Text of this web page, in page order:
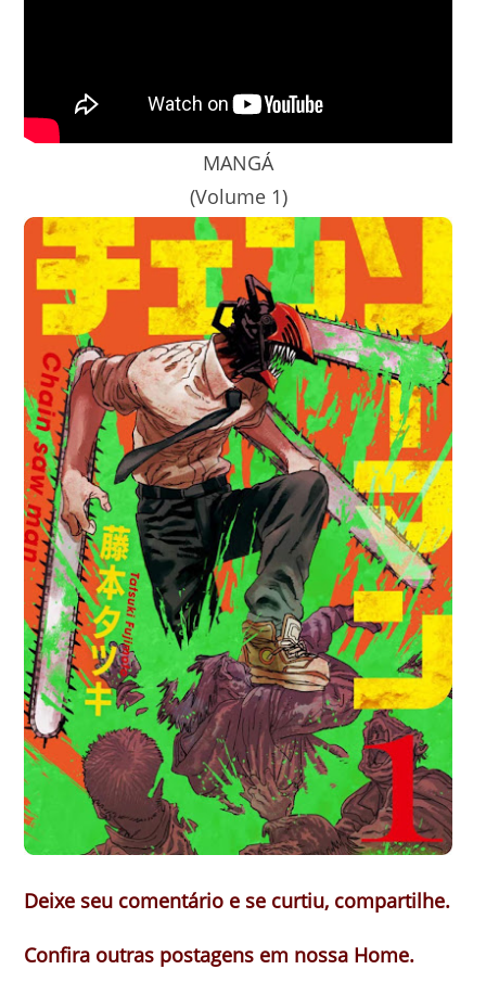
MANGÁ
(Volume 1)
Deixe seu comentário e se curtiu, compartilhe.
Confira outras postagens em nossa Home.